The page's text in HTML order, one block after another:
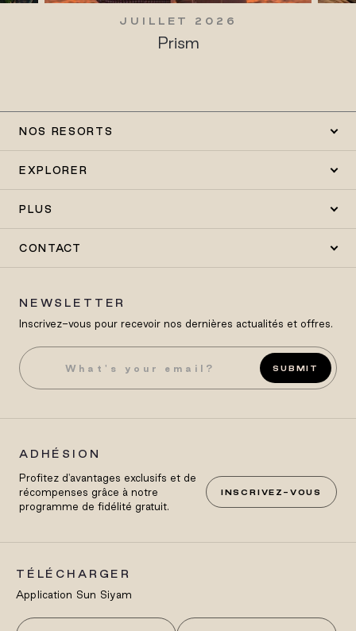
JUILLET 2026
NOS RESORTS
EXPLORER
PLUS
CONTACT
NEWSLETTER
Inscrivez-vous pour recevoir nos dernières actualités et offres.
SUBMIT
ADHÉSION
Profitez d'avantages exclusifs et de
récompenses grâce à notre
programme de fidélité gratuit.
INSCRIVEZ-VOUS
TÉLÉCHARGER
Application Sun Siyam